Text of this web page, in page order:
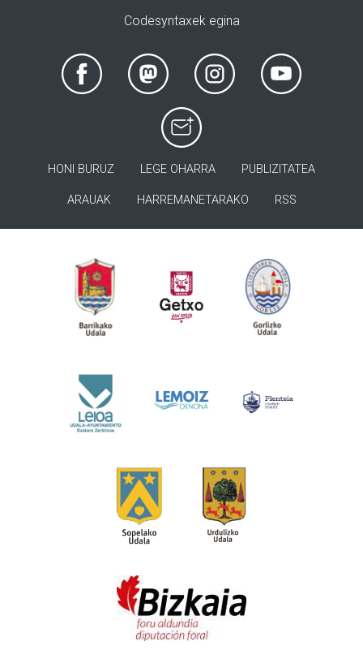
Codesyntaxek egina
HONI BURUZ LEGE OHARRA PUBLIZITATEA
ARAUAK HARREMANETARAKO RSS